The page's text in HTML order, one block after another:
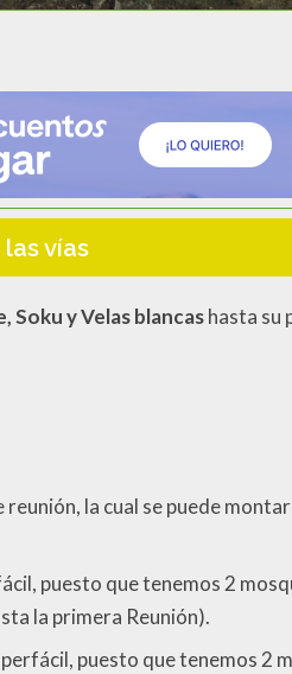
vías
Soku y Velas blancashasta su
la cual se puede
puesto que tenemos 2
la primera Reunión).
puesto que tenemos 2